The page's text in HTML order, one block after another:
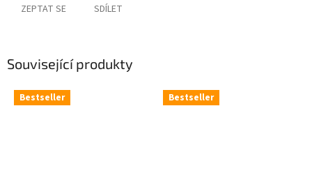
ZEPTAT SE SDÍLET
Související produkty
Bestseller Bestseller